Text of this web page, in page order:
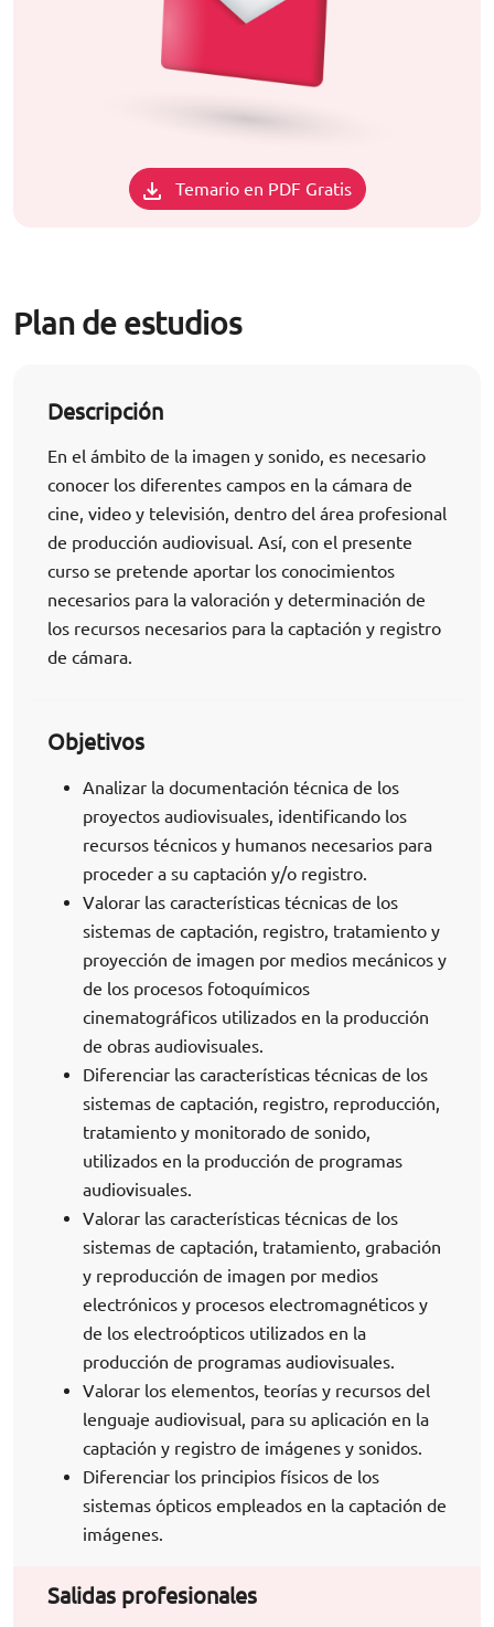
Temario en PDF Gratis
Plan de estudios
Descripción
En el ámbito de la imagen y sonido, es necesario
conocer los diferentes campos en la cámara de
cine, video y televisión, dentro del área profesional
de producción audiovisual. Así, con el presente
curso se pretende aportar los conocimientos
necesarios para la valoración y determinación de
los recursos necesarios para la captación y registro
de cámara.
Objetivos
Analizar la documentación técnica de los
proyectos audiovisuales, identificando los
recursos técnicos y humanos necesarios para
proceder a su captación y/o registro.
Valorar las características técnicas de los
sistemas de captación, registro, tratamiento y
proyección de imagen por medios mecánicos y
de los procesos fotoquímicos
cinematográficos utilizados en la producción
de obras audiovisuales.
Diferenciar las características técnicas de los
sistemas de captación, registro, reproducción,
tratamiento y monitorado de sonido,
utilizados en la producción de programas
audiovisuales.
Valorar las características técnicas de los
sistemas de captación, tratamiento, grabación
y reproducción de imagen por medios
electrónicos y procesos electromagnéticos y
de los electroópticos utilizados en la
producción de programas audiovisuales.
Valorar los elementos, teorías y recursos del
lenguaje audiovisual, para su aplicación en la
captación y registro de imágenes y sonidos.
Diferenciar los principios físicos de los
sistemas ópticos empleados en la captación de
imágenes.
Salidas profesionales